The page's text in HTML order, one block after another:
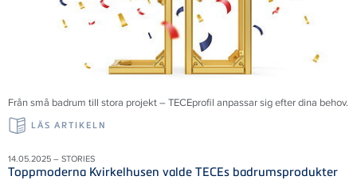
Från små badrum till stora projekt – TECEprofil anpassar sig efter dina behov.
LÄS ARTIKELN
14.05.2025 – STORIES
Toppmoderna Kvirkelhusen valde TECEs badrumsprodukter